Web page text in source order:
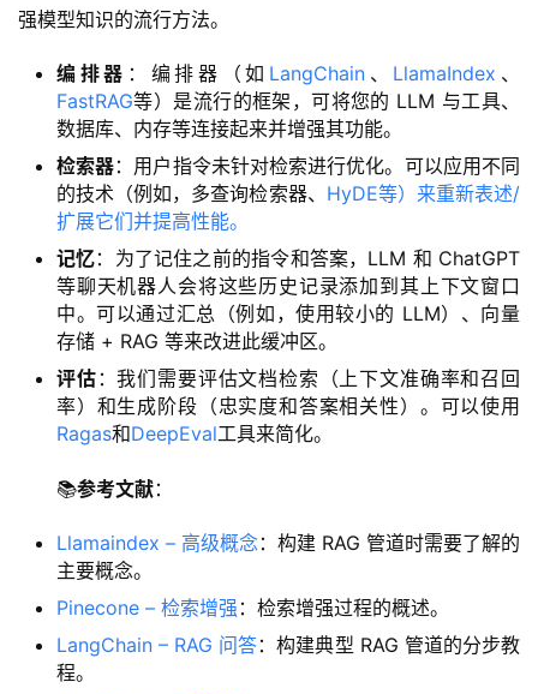
强模型知识的流行方法。
编排器 ：编排器（如 LangChain 、 LlamaIndex 、
FastRAG等）是流行的框架，可将您的 LLM 与工具、
数据库、内存等连接起来并增强其功能。
检索器：用户指令未针对检索进行优化。可以应用不同
的技术（例如，多查询检索器、 HyDE等）来重新表述/
扩展它们并提高性能。
记忆：为了记住之前的指令和答案，LLM 和 ChatGPT
等聊天机器人会将这些历史记录添加到其上下文窗口
中。可以通过汇总（例如，使用较小的 LLM）、向量
存储 + RAG 等来改进此缓冲区。
评估 ：我们需要评估文档检索（上下文准确率和召回
率）和生成阶段（忠实度和答案相关性）。可以使用
Ragas和DeepEval工具来简化。
📚参考文献：
Llamaindex – 高级概念：构建 RAG 管道时需要了解的
主要概念。
Pinecone – 检索增强 ：检索增强过程的概述。
LangChain – RAG 问答：构建典型 RAG 管道的分步教
程。